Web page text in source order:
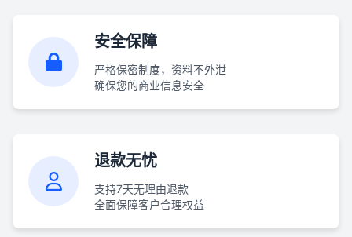
安全保障
严格保密制度，资料不外泄
确保您的商业信息安全
退款无忧
支持7天无理由退款
全面保障客户合理权益